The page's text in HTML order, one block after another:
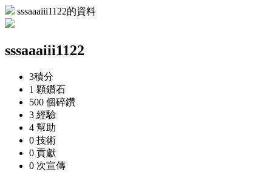
sssaaaiii1122的資料
sssaaaiii1122
3積分
1 顆鑽石
500 個碎鑽
3 經驗
4 幫助
0 技術
0 貢獻
0 次宣傳